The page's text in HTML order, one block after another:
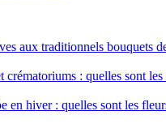
aux traditionnels bouquets
crématoriums : quelles sont les
en hiver : quelles sont les